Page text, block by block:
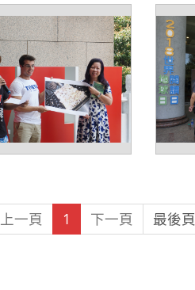
上一頁 1 下一頁 最後頁